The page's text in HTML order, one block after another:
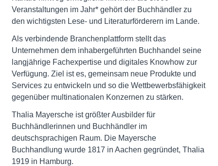
Veranstaltungen im Jahr* gehört der Buchhändler zu
den wichtigsten Lese- und Literaturförderern im Lande.
Als verbindende Branchenplattform stellt das
Unternehmen dem inhabergeführten Buchhandel seine
langjährige Fachexpertise und digitales Knowhow zur
Verfügung. Ziel ist es, gemeinsam neue Produkte und
Services zu entwickeln und so die Wettbewerbsfähigkeit
gegenüber multinationalen Konzernen zu stärken.
Thalia Mayersche ist größter Ausbilder für
Buchhändlerinnen und Buchhändler im
deutschsprachigen Raum. Die Mayersche
Buchhandlung wurde 1817 in Aachen gegründet, Thalia
1919 in Hamburg.